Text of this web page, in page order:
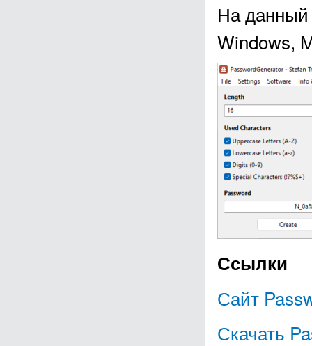
На данный
Windows,
Ссылки
Сайт
Скачать